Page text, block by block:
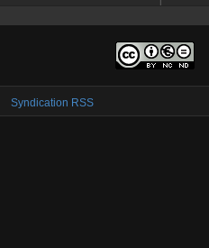
Syndication RSS